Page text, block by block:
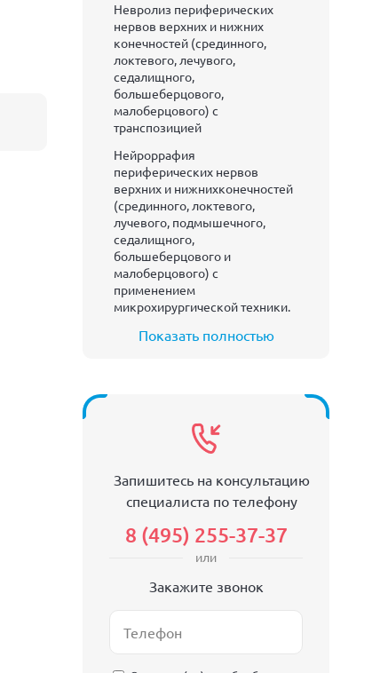
Невролиз периферических
нервов верхних и нижних
конечностей (срединного,
локтевого, лечувого,
седалищного,
большеберцового,
малоберцового) с
транспозицией
Нейроррафия
периферических нервов
верхних и нижнихконечностей
(срединного, локтевого,
лучевого, подмышечного,
седалищного,
большеберцового и
малоберцового) с
применением
микрохирургической техники.
Показать полностью
Запишитесь на консультацию
специалиста по телефону
8 (495) 255-37-37
или
Закажите звонок